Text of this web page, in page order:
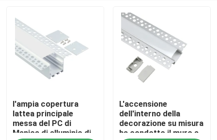
Casa
l'ampia copertura
lattea principale
messa del PC di
Manica di alluminio di
L'accensione
dell'interno della
decorazione su misura
ha condotto il muro a